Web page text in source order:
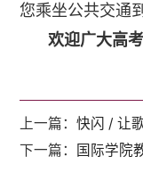
您乘坐公共交通
欢迎广大高
上一篇：快闪 / 让
下一篇： 国际学院